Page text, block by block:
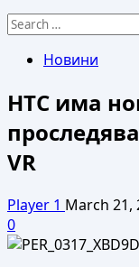
Search
Новини
HTC има
VR
Player 1 March 21,
0